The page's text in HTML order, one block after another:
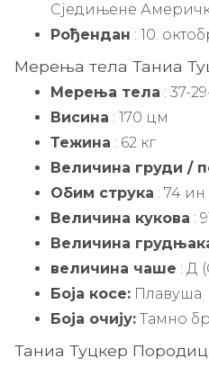
Сједињене
Рођендан : 10.
Мерења тела Таниа
Мерења тела : 37-
Висина : 170 цм
Тежина : 62 кг
Величина груди /
Обим струка : 74 ин
Величина кукова :
Величина
величина чаше : Д
Боја косе: Плавуша
Боја очију: Тамно
Таниа Туцкер